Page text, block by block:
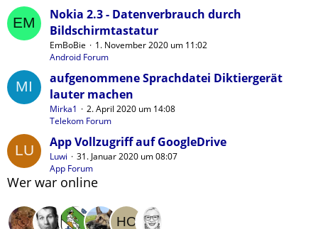
Nokia 2.3 - Datenverbrauch durch
Bildschirmtastatur
EmBoBie
1. November 2020 um 11:02
Android Forum
aufgenommene Sprachdatei Diktiergerät
lauter machen
Mirka1
2. April 2020 um 14:08
Telekom Forum
App Vollzugriff auf GoogleDrive
Luwi
31. Januar 2020 um 08:07
App Forum
Wer war online